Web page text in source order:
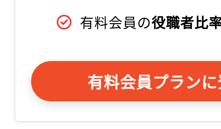
有料会員の役職者比
有料会員プラン